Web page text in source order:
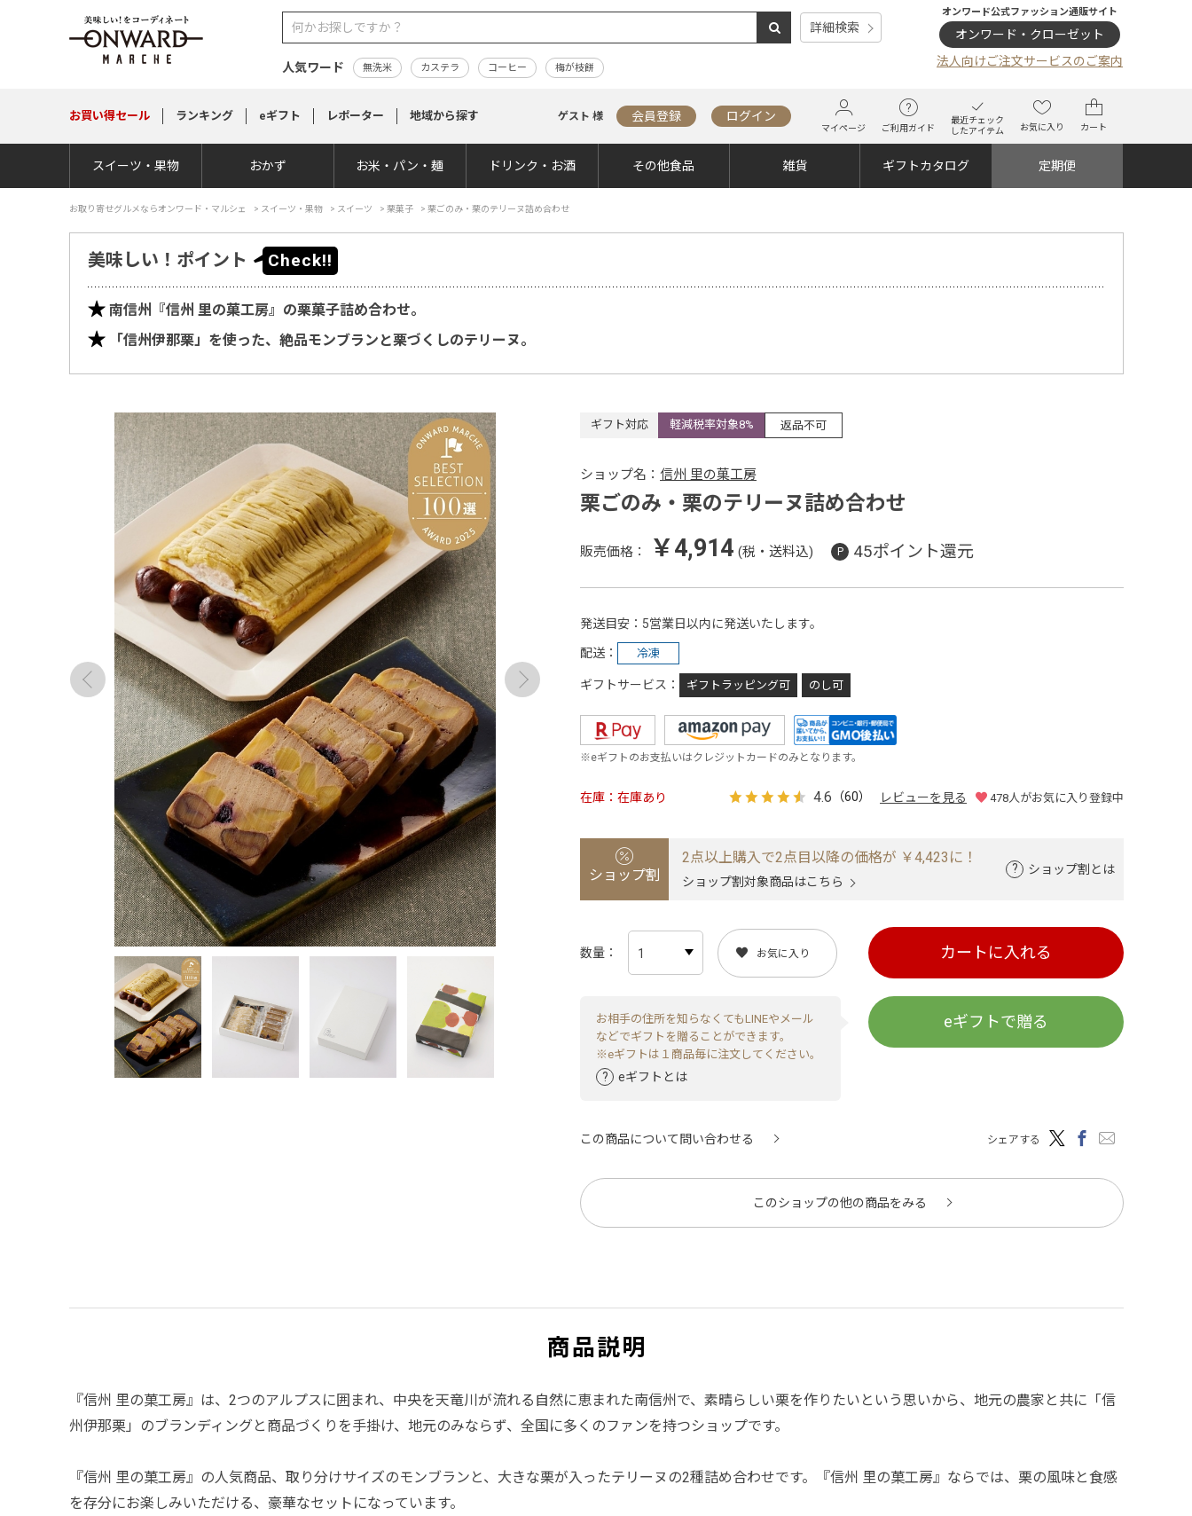
詳細検索
人気ワード 無洗米 カステラ コーヒー 梅が枝餅
オンワード公式ファッション通販サイト
オンワード・クローゼット
法人向けご注文サービスのご案内
お買い得セール ランキング eギフト レポーター 地域から探す ゲスト 様 会員登録 ログイン
マイページ ご利用ガイド
最近チェック
したアイテム
お気に入り カート
スイーツ・果物 おかず お米・パン・麺 ドリンク・お酒 その他食品 雑貨 ギフトカタログ 定期便
お取り寄せグルメならオンワード・マルシェ > スイーツ・果物 > スイーツ > 栗菓子 > 栗ごのみ・栗のテリーヌ詰め合わせ
美味しい！ポイント
南信州『信州 里の菓工房』の栗菓子詰め合わせ。
「信州伊那栗」を使った、絶品モンブランと栗づくしのテリーヌ。
ギフト対応 軽減税率対象8% 返品不可
ショップ名： 信州 里の菓工房
栗ごのみ・栗のテリーヌ詰め合わせ
販売価格： ￥4,914 (税・送料込) 45ポイント還元
発送目安 5営業日以内に発送いたします。
配送 冷凍
ギフトサービス ギフトラッピング可 のし可
※eギフトのお支払いはクレジットカードのみとなります。
在庫 在庫あり 4.6 （60） レビューを見る 478人がお気に入り登録中
ショップ割
2点以上購入で2点目以降の価格が ￥4,423に！
ショップ割対象商品はこちら
ショップ割とは
数量 お気に入り カートに入れる
お相手の住所を知らなくてもLINEやメール
などでギフトを贈ることができます。
※eギフトは１商品毎に注文してください。
eギフトとは
eギフトで贈る
この商品について問い合わせる シェアする
このショップの他の商品をみる
商品説明
『信州 里の菓工房』は、2つのアルプスに囲まれ、中央を天竜川が流れる自然に恵まれた南信州で、素晴らしい栗を作りたいという思いから、地元の農家と共に「信
州伊那栗」のブランディングと商品づくりを手掛け、地元のみならず、全国に多くのファンを持つショップです。
『信州 里の菓工房』の人気商品、取り分けサイズのモンブランと、大きな栗が入ったテリーヌの2種詰め合わせです。『信州 里の菓工房』ならでは、栗の風味と食感
を存分にお楽しみいただける、豪華なセットになっています。